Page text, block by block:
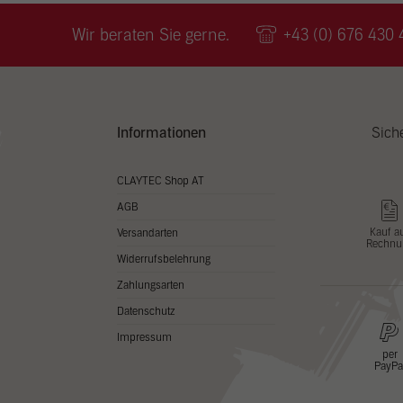
Wir beraten Sie gerne. +43 (0) 676 430
Informationen
CLAYTEC Shop AT
AGB
Versandarten
Widerrufsbelehrung
Zahlungsarten
Datenschutz
Impressum
Kauf
per
PayPal
zu